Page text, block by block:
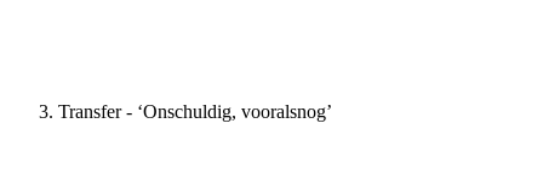
Transfer - ‘Onschuldig, vooralsnog’